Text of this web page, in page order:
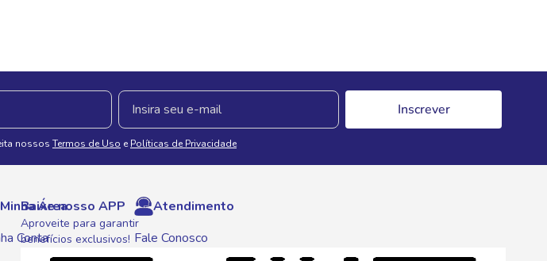
Inscrever
nossos Termos de Uso e Políticas de Privacidade
Minha Área
Conta
Atendimento
Fale Conosco
Baixe nosso APP
Aproveite para garantir
benefícios exclusivos!